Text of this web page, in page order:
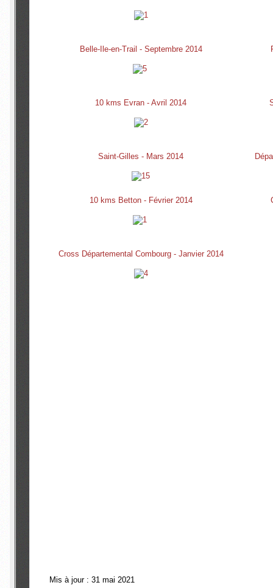
Belle-Ile-en-Trail - Septembre 2014
10 kms Evran - Avril 2014
Saint-Gilles - Mars 2014
10 kms Betton - Février 2014
Cross Départemental Combourg - Janvier 2014
Mis à jour : 31 mai 2021